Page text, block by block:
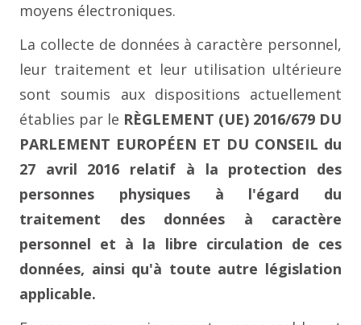
moyens électroniques.
La collecte de données à caractère personnel,
leur traitement et leur utilisation ultérieure
sont soumis aux dispositions actuellement
établies par le RÈGLEMENT (UE) 2016/679 DU
PARLEMENT EUROPÉEN ET DU CONSEIL du
27 avril 2016 relatif à la protection des
personnes physiques à l'égard du
traitement des données à caractère
personnel et à la libre circulation de ces
données, ainsi qu'à toute autre législation
applicable.